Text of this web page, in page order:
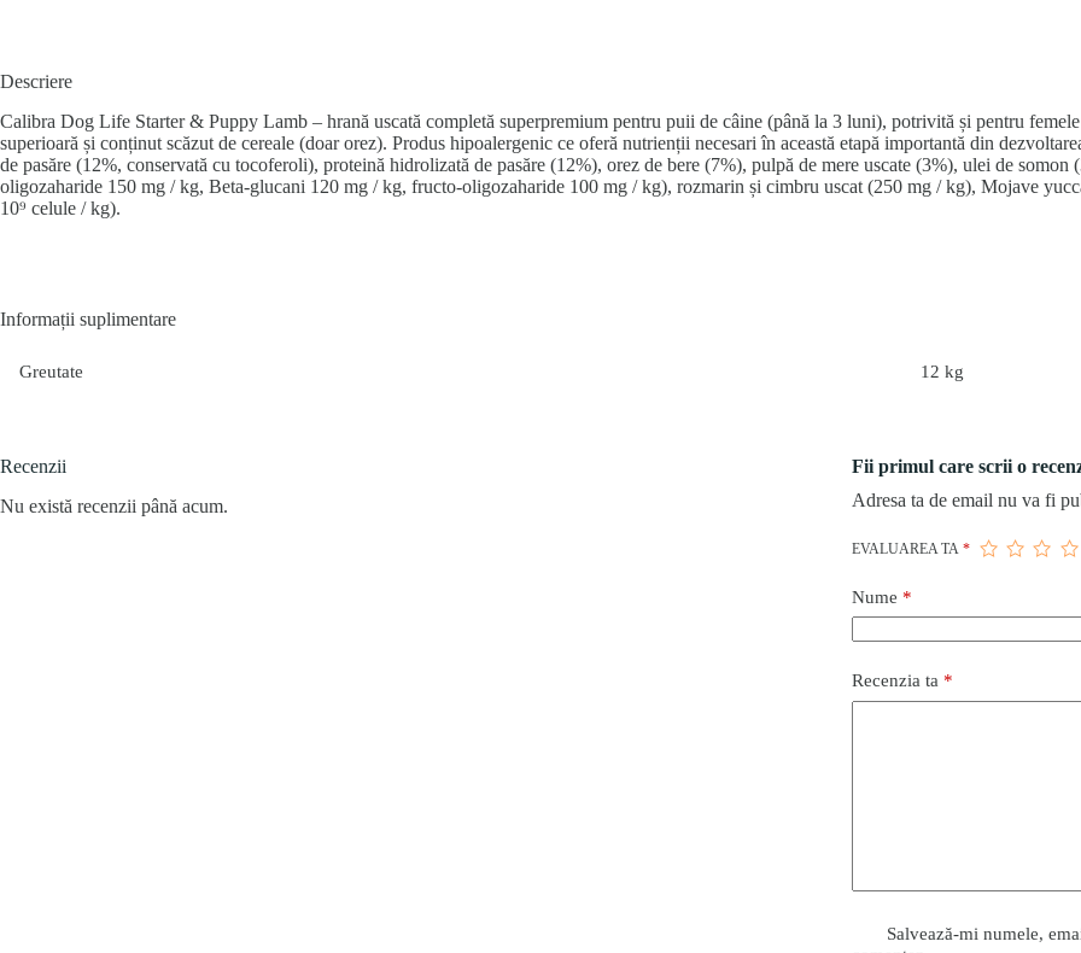
Descriere
Calibra Dog Life Starter & Puppy Lamb – hrană uscată completă superpremium pentru puii de câine (până la 3 luni), potrivită și pentru
superioară și conținut scăzut de cereale (doar orez). Produs hipoalergenic ce oferă nutrienții necesari în această etapă importantă din
de pasăre (12%, conservată cu tocoferoli), proteină hidrolizată de pasăre (12%), orez de bere (7%), pulpă de mere uscate (3%), ulei de
oligozaharide 150 mg / kg, Beta-glucani 120 mg / kg, fructo-oligozaharide 100 mg / kg), rozmarin și cimbru uscat (250 mg / kg), Mojave
10⁹ celule / kg).
Informații suplimentare
Greutate 12 kg
Recenzii
Nu există recenzii până acum.
Fii primul care scrii o
Adresa ta de email nu va fi
EVALUAREA TA *
Nume *
Recenzia ta *
Salvează-mi numele,